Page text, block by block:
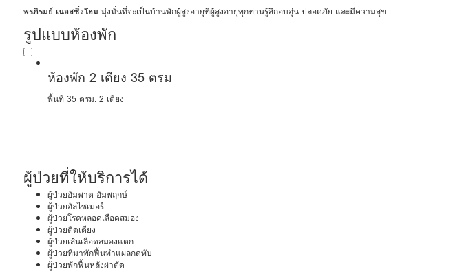
พรภิรมย์ เนอสซิ่งโฮม มุ่งมั่นที่จะเป็นบ้านพักผู้สูงอายุที่ผู้สูงอายุทุกท่านรู้สึกอบอุ่น ปลอดภัย และมีความสุข
รูปแบบห้องพัก
ห้องพัก 2 เตียง 35 ตรม
พื้นที่ 35 ตรม. 2 เตียง
ผู้ป่วยที่ให้บริการได้
ผู้ป่วยอัมพาต อัมพฤกษ์
ผู้ป่วยอัลไซเมอร์
ผู้ป่วยโรคหลอดเลือดสมอง
ผู้ป่วยติดเตียง
ผู้ป่วยเส้นเลือดสมองแตก
ผู้ป่วยที่มาพักฟื้นทำแผลกดทับ
ผู้ป่วยพักฟื้นหลังผ่าตัด